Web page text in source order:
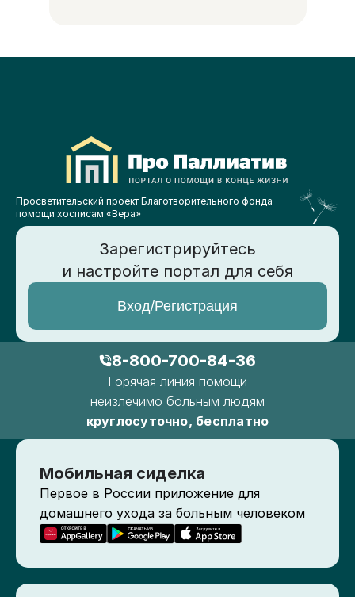
Просветительский проект Благотворительного фонда
помощи хосписам «Вера»
Зарегистрируйтесь
и настройте портал для себя
Вход/Регистрация
8-800-700-84-36
Горячая линия помощи
неизлечимо больным людям
круглосуточно, бесплатно
Мобильная сиделка
Первое в России приложение для
домашнего ухода за больным человеком